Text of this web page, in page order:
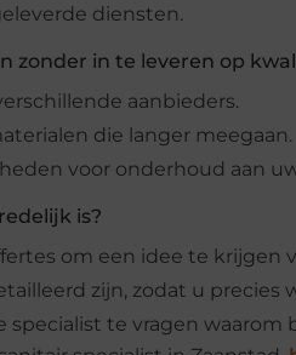
diensten.
zonder in te leveren op
aanbieders.
die langer meegaan.
voor onderhoud aan
is?
om een idee te krijgen
zijn, zodat u precies
specialist te vragen